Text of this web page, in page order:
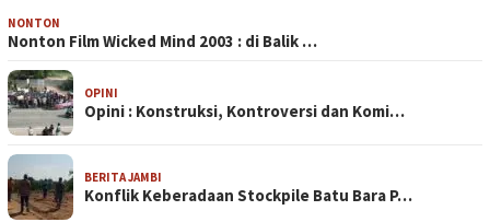
NONTON
Nonton Film Wicked Mind 2003 : di Balik …
OPINI
Opini : Konstruksi, Kontroversi dan Komi…
BERITA JAMBI
Konflik Keberadaan Stockpile Batu Bara P…